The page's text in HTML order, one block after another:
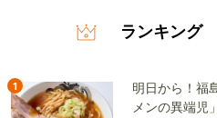
ランキング
1
明日から！福
メンの異端児